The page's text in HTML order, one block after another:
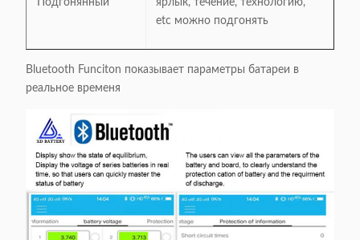
Подгонянный
ярлык, течение, технологию,
etc можно подгонять
Bluetooth Funciton показывает параметры батареи в
реальное временя